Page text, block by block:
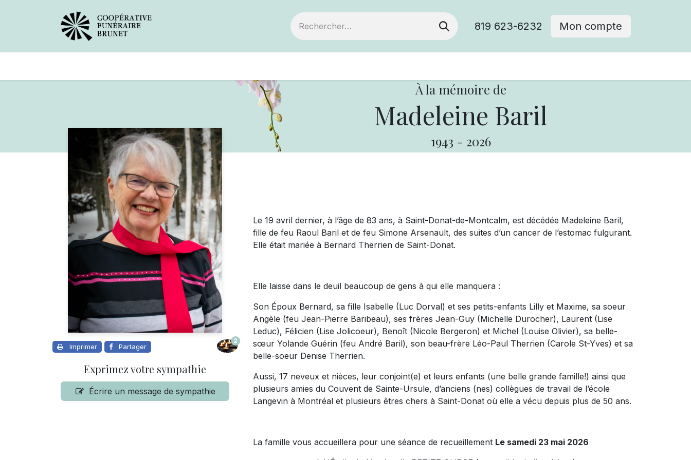
819 623-6232 Mon compte
À la mémoire de
Madeleine Baril
1943 - 2026
Imprimer Partager
2
Exprimez votre sympathie
Écrire un message de sympathie
Le 19 avril dernier, à l’âge de 83 ans, à Saint-Donat-de-Montcalm, est décédée Madeleine Baril,
fille de feu Raoul Baril et de feu Simone Arsenault, des suites d’un cancer de l’estomac fulgurant.
Elle était mariée à Bernard Therrien de Saint-Donat.
Elle laisse dans le deuil beaucoup de gens à qui elle manquera :
Son Époux Bernard, sa fille Isabelle (Luc Dorval) et ses petits-enfants Lilly et Maxime, sa soeur
Angèle (feu Jean-Pierre Baribeau), ses frères Jean-Guy (Michelle Durocher), Laurent (Lise
Leduc), Félicien (Lise Jolicoeur), Benoît (Nicole Bergeron) et Michel (Louise Olivier), sa belle-
sœur Yolande Guérin (feu André Baril), son beau-frère Léo-Paul Therrien (Carole St-Yves) et sa
belle-soeur Denise Therrien.
Aussi, 17 neveux et nièces, leur conjoint(e) et leurs enfants (une belle grande famille!) ainsi que
plusieurs amies du Couvent de Sainte-Ursule, d’anciens (nes) collègues de travail de l’école
Langevin à Montréal et plusieurs êtres chers à Saint-Donat où elle a vécu depuis plus de 50 ans.
La famille vous accueillera pour une séance de recueillement Le samedi 23 mai 2026